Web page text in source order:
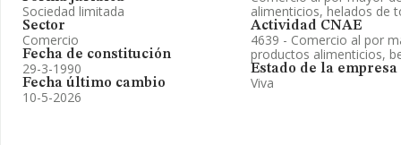
Sociedad limitada
Sector
Comercio
Fecha de constitución
29-3-1990
Fecha último cambio
10-5-2026
alimenticios, helados de
Actividad CNAE
4639 - Comercio al por
productos alimenticios,
Estado de la empresa
Viva